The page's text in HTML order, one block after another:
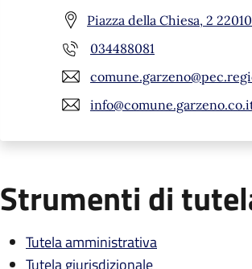
Piazza della Chiesa, 2
034488081
Strumenti di
Tutela amministrativa
Tutela giurisdizionale